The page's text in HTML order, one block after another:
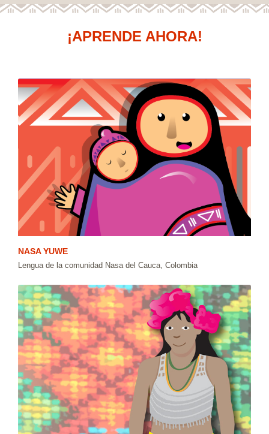
¡APRENDE AHORA!
NASA YUWE
Lengua de la comunidad Nasa del Cauca, Colombia